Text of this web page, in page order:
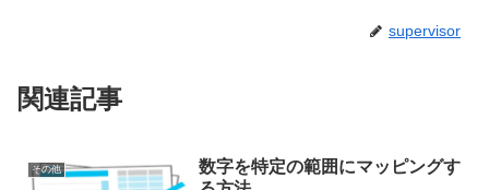
supervisor
関連記事
その他
数字を特定の範囲にマッピングす